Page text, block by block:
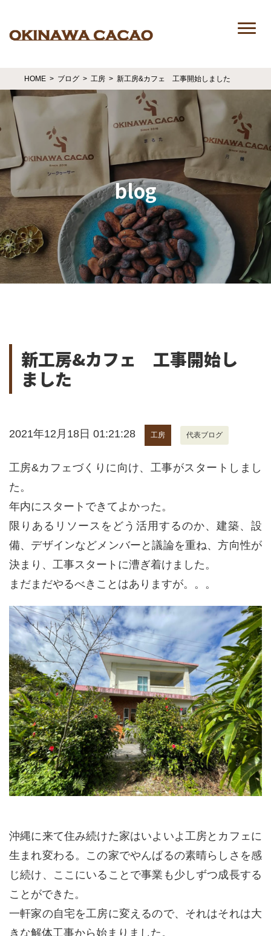
HOME ブログ 工房 新工房&カフェ 工事開始しました
blog
新工房&カフェ 工事開始し
ました
2021年12月18日 01:21:28 工房 代表ブログ
工房&カフェづくりに向け、工事がスタートしまし
た。
年内にスタートできてよかった。
限りあるリソースをどう活用するのか、建築、設
備、デザインなどメンバーと議論を重ね、方向性が
決まり、工事スタートに漕ぎ着けました。
まだまだやるべきことはありますが。。。
沖縄に来て住み続けた家はいよいよ工房とカフェに
生まれ変わる。この家でやんばるの素晴らしさを感
じ続け、ここにいることで事業も少しずつ成長する
ことができた。
一軒家の自宅を工房に変えるので、それはそれは大
きな解体工事から始まりました。